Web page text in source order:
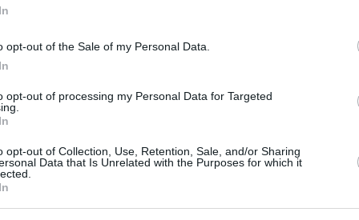
opt-out of the Sale of my Personal Data.
opt-out of processing my Personal Data for Targeted
opt-out of Collection, Use, Retention, Sale, and/or Sharing
Data that Is Unrelated with the Purposes for which it
την εφαρμογή της Ελάχιστης Βάσης
επιλογές των υποψηφίων είναι σε κάποιο
αφού μπορούν να επιλέξουν μόνο
των οποίων η ΕΒΕ είναι ίση ή
των βαθμολογικών επιδόσεών τους.